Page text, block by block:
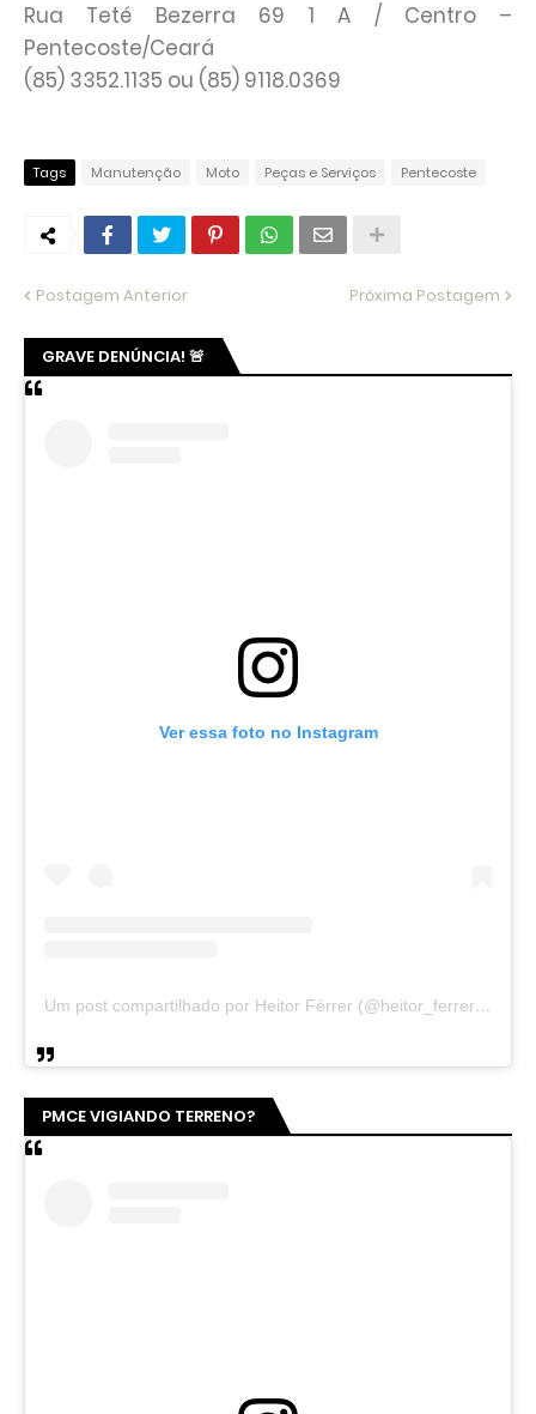
Rua Teté Bezerra 69 1 A / Centro –
Pentecoste/Ceará
(85) 3352.1135 ou (85) 9118.0369
Tags Manutenção Moto Peças e Serviços Pentecoste
Postagem Anterior Próxima Postagem
GRAVE DENÚNCIA! 🚨
Ver essa foto no Instagram
Um post compartilhado por Heitor Férrer (@heitor_ferrer77)
PMCE VIGIANDO TERRENO?